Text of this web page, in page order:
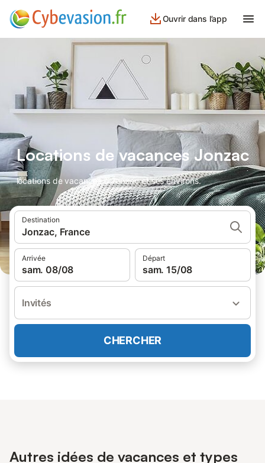
Ouvrir dans l’app
Locations de vacances Jonzac
locations de vacances à Jonzac et ses environs.
Destination
Jonzac, France
Arrivée
sam. 08/08
Départ
sam. 15/08
Invités
CHERCHER
Autres idées de vacances et types